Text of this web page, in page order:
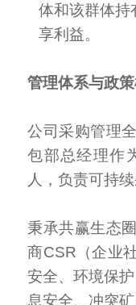
体和该群体持
享利益。
管理体系与政策
公司采购管理
包部总经理作
人，负责可持
秉承共赢生态
商CSR（企业
安全、环境保
息安全、冲突